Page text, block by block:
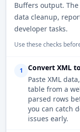
Buffers output.
data cleanup,
developer tasks.
Use these checks
1
Convert XML
Paste XML
table from a
parsed rows
you can catch
issues early.